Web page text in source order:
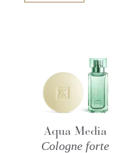
Aqua Media
Cologne forte